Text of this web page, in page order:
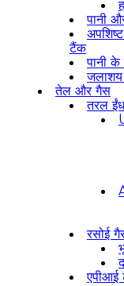
पानी
टैंक
पानी
जलाशय
तेल और गैस
तरल
रसोई